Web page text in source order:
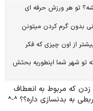
تو هر ورزش حرفه ای
بدون گرم کردن میتونن
از اون چیزی که فکر
تو شهر شما اینطوریه بحثش
آقای reza.d ، من گفتم بدنسازی . . . 180 زدن که مربوط به انعطاف
به بدنسازی داره؟؟ ^-^